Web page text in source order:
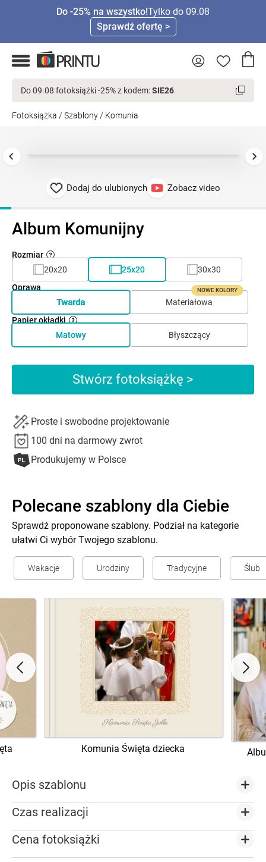
Do -25% na wszystko!Tylko do 09.08
Sprawdź ofertę >
Do 09.08 fotoksiążki -25% z kodem:SIE26
Fotoksiążka / Szablony / Komunia
Dodaj do ulubionych Zobacz video
Album Komunijny
Rozmiar
20x20
25x20
30x30
Oprawa
Twarda
Materiałowa
NOWE KOLORY
Papier okładki
Matowy
Błyszczący
Stwórz fotoksiążkę >
Proste i swobodne projektowanie
100 dni na darmowy zwrot
Produkujemy w Polsce
Polecane szablony dla Ciebie
Sprawdź proponowane szablony. Podział na kategorie
ułatwi Ci wybór Twojego szablonu.
Wakacje Urodziny Tradycyjne Ślub
Komunia Święta dziecka
Opis szablonu
Czas realizacji
Cena fotoksiążki